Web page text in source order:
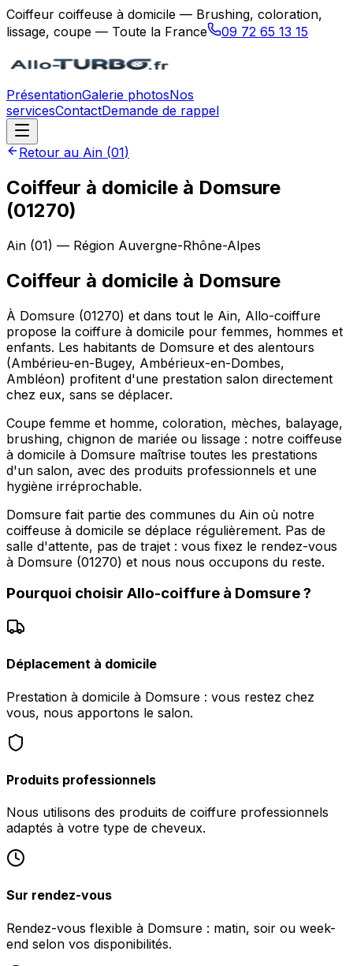
Coiffeur coiffeuse à domicile — Brushing, coloration,
lissage, coupe — Toute la France
09 72 65 13 15
PrésentationGalerie photosNos
servicesContactDemande de rappel
Retour au Ain (01)
Coiffeur à domicile à Domsure
(01270)
Ain (01) — Région Auvergne-Rhône-Alpes
Coiffeur à domicile à Domsure
À Domsure (01270) et dans tout le Ain, Allo-coiffure
propose la coiffure à domicile pour femmes, hommes et
enfants. Les habitants de Domsure et des alentours
(Ambérieu-en-Bugey, Ambérieux-en-Dombes,
Ambléon) profitent d'une prestation salon directement
chez eux, sans se déplacer.
Coupe femme et homme, coloration, mèches, balayage,
brushing, chignon de mariée ou lissage : notre coiffeuse
à domicile à Domsure maîtrise toutes les prestations
d'un salon, avec des produits professionnels et une
hygiène irréprochable.
Domsure fait partie des communes du Ain où notre
coiffeuse à domicile se déplace régulièrement. Pas de
salle d'attente, pas de trajet : vous fixez le rendez-vous
à Domsure (01270) et nous nous occupons du reste.
Pourquoi choisir Allo-coiffure à Domsure?
Déplacement à domicile
Prestation à domicile à Domsure : vous restez chez
vous, nous apportons le salon.
Produits professionnels
Nous utilisons des produits de coiffure professionnels
adaptés à votre type de cheveux.
Sur rendez-vous
Rendez-vous flexible à Domsure : matin, soir ou week-
end selon vos disponibilités.